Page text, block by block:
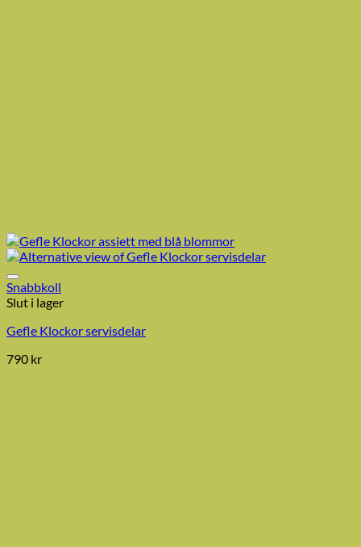
Snabbkoll
Slut i lager
Gefle Klockor servisdelar
790 kr